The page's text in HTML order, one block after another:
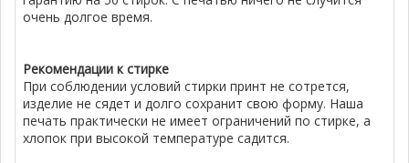
очень долгое время.
Рекомендации к стирке
При соблюдении условий стирки принт не сотрется,
изделие не сядет и долго сохранит свою форму. Наша
печать практически не имеет ограничений по стирке, а
хлопок при высокой температуре садится.